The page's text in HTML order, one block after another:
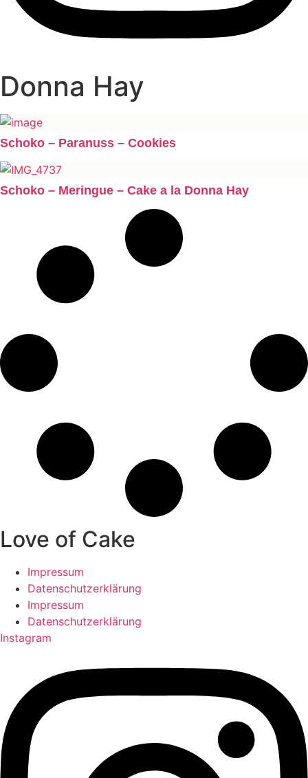
Donna Hay
Schoko – Paranuss – Cookies
Schoko – Meringue – Cake a la Donna Hay
Love of Cake
Impressum
Datenschutzerklärung
Impressum
Datenschutzerklärung
Instagram